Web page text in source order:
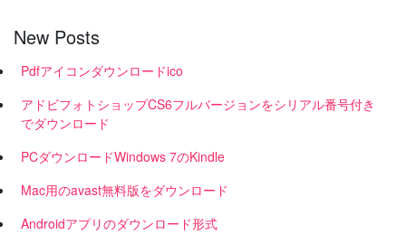
New Posts
Pdfアイコンダウンロードico
アドビフォトショップCS6フルバージョンをシリアル番号付き
でダウンロード
PCダウンロードWindows 7のKindle
Mac用のavast無料版をダウンロード
Androidアプリのダウンロード形式